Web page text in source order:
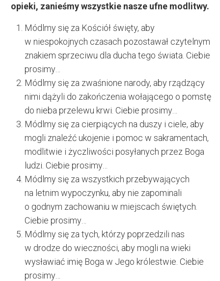
opieki, zanieśmy wszystkie nasze ufne modlitwy.
Módlmy się za Kościół święty, aby
w niespokojnych czasach pozostawał czytelnym
znakiem sprzeciwu dla ducha tego świata. Ciebie
prosimy…
Módlmy się za zwaśnione narody, aby rządzący
nimi dążyli do zakończenia wołającego o pomstę
do nieba przelewu krwi. Ciebie prosimy…
Módlmy się za cierpiących na duszy i ciele, aby
mogli znaleźć ukojenie i pomoc w sakramentach,
modlitwie i życzliwości posyłanych przez Boga
ludzi. Ciebie prosimy…
Módlmy się za wszystkich przebywających
na letnim wypoczynku, aby nie zapominali
o godnym zachowaniu w miejscach świętych.
Ciebie prosimy…
Módlmy się za tych, którzy poprzedzili nas
w drodze do wieczności, aby mogli na wieki
wysławiać imię Boga w Jego królestwie. Ciebie
prosimy…